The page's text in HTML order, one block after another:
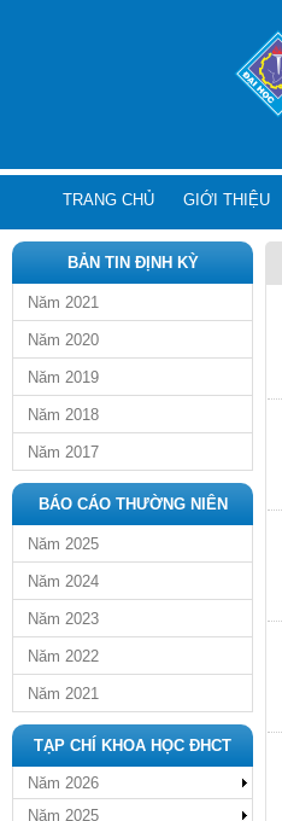
TRANG CHỦ GIỚI THIỆU
BẢN TIN ĐỊNH KỲ
Năm 2021
Năm 2020
Năm 2019
Năm 2018
Năm 2017
BÁO CÁO THƯỜNG NIÊN
Năm 2025
Năm 2024
Năm 2023
Năm 2022
Năm 2021
TẠP CHÍ KHOA HỌC ĐHCT
Năm 2026
Năm 2025